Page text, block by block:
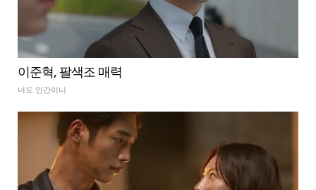
이준혁, 팔색조 매력
너도 인간이니